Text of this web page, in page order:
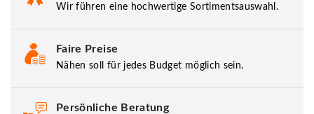
Wir führen eine hochwertige Sortimentsauswahl.
Faire Preise
Nähen soll für jedes Budget möglich sein.
Persönliche Beratung